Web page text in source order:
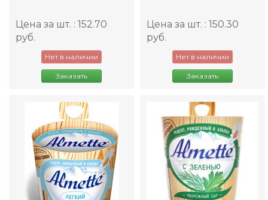
Цена за шт. : 152.70
руб.
Нет в наличии
Заказать
Цена за шт. : 150.30
руб.
Нет в наличии
Заказать